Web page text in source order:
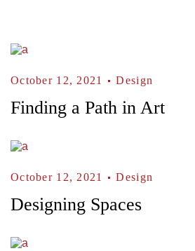
October 12, 2021 Design
Finding a Path in Art
October 12, 2021 Design
Designing Spaces